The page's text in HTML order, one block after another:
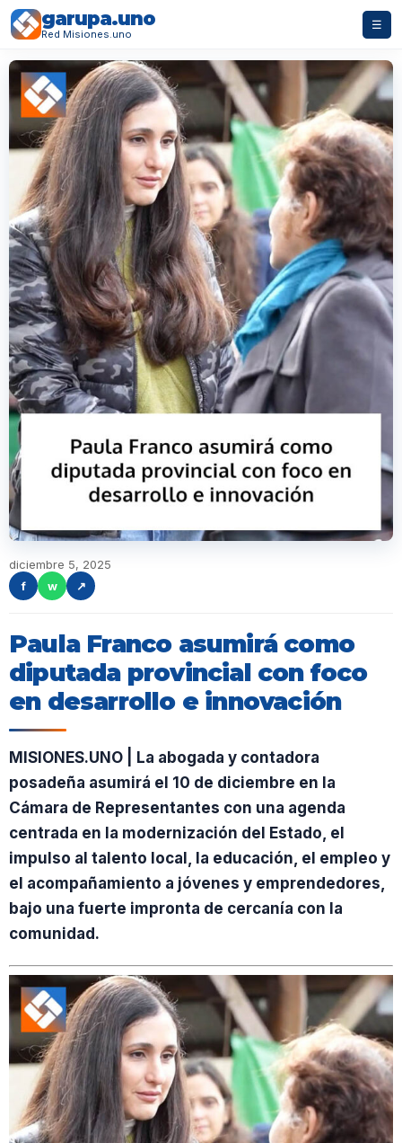
garupa.uno
Red Misiones.uno
☰
diciembre 5, 2025
f
w ↗
Paula Franco asumirá como
diputada provincial con foco
en desarrollo e innovación
MISIONES.UNO | La abogada y contadora
posadeña asumirá el 10 de diciembre en la
Cámara de Representantes con una agenda
centrada en la modernización del Estado, el
impulso al talento local, la educación, el empleo y
el acompañamiento a jóvenes y emprendedores,
bajo una fuerte impronta de cercanía con la
comunidad.